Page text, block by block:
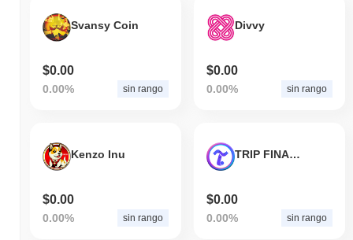
Svansy Coin
$0.00
0.00% sin rango
Divvy
$0.00
0.00% sin rango
Kenzo Inu
$0.00
0.00% sin rango
TRIP FINANCE
$0.00
0.00% sin rango